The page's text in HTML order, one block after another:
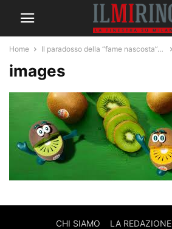
Home Il paradosso della “fame nascosta”…
images
CHI SIAMO LA REDAZIONE